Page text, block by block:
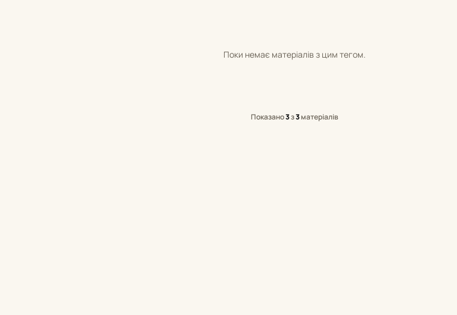
Поки немає матеріалів з цим тегом.
Показано3з3матеріалів